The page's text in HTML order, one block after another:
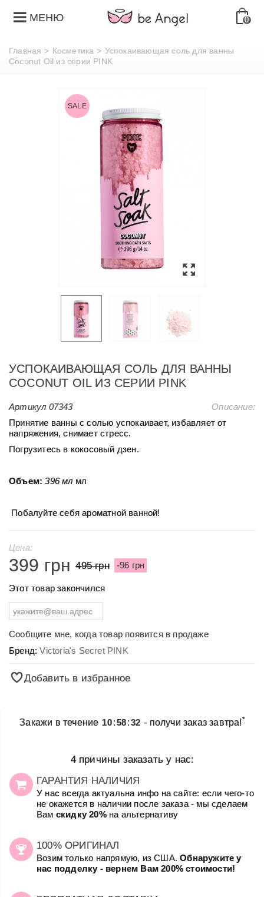
МЕНЮ 0
Главная > Косметика > Успокаивающая соль для ванны
Coconut Oil из серии PINK
SALE
УСПОКАИВАЮЩАЯ СОЛЬ ДЛЯ ВАННЫ
COCONUT OIL ИЗ СЕРИИ PINK
Артикул 07343
Описание:
Принятие ванны с солью успокаивает, избавляет от
напряжения, снимает стресс.
Погрузитесь в кокосовый дзен.
Объем: 396 млмл
Побалуйте себя ароматной ванной!
Цена:
399 грн 495 грн -96 грн
Этот товар закончился
Сообщите мне, когда товар появится в продаже
Бренд:Victoria's Secret PINK
Добавить в избранное
Закажи в течение 10:58:32 - получи заказ завтра!*
4 причины заказать у нас:
ГАРАНТИЯ НАЛИЧИЯ
У нас всегда актуальна инфо на сайте: если чего-то
не окажется в наличии после заказа - мы сделаем
Вам скидку 20%на альтернативу
100% ОРИГИНАЛ
Возим только напрямую, из США.Обнаружите у
нас подделку - вернем Вам 200% стоимости!